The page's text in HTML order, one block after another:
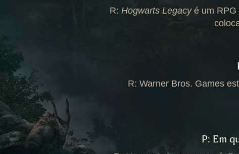
R: Hogwarts Legacyé um RPG
R: Warner Bros. Games
P: Em